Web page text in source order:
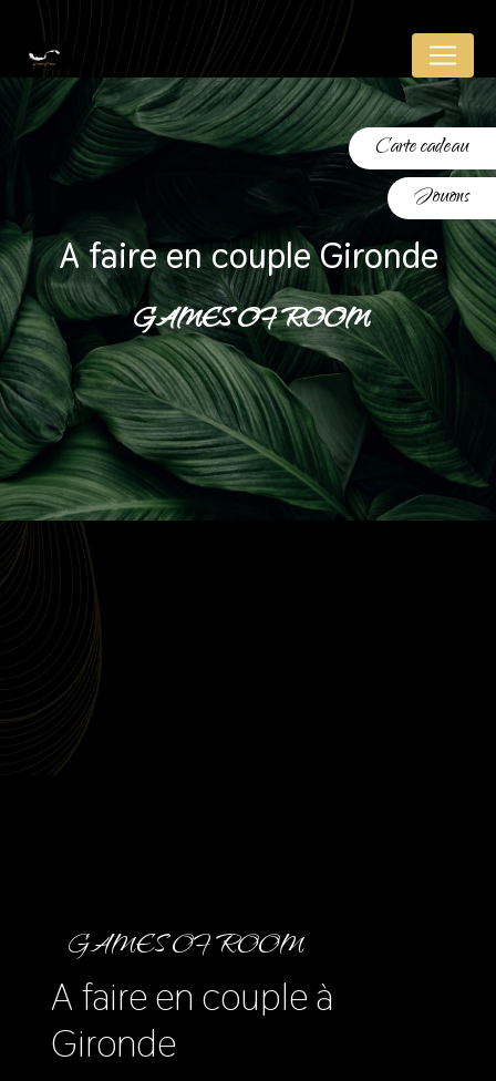
Jouons
Carte cadeau
a faire en couple Gironde
GAMES OF ROOM
GAMES OF ROOM
a faire en couple à
Gironde